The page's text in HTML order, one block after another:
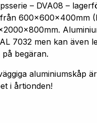
– DVA08 –
600x600x400mm
7032 men kan även
begäran.
aluminiumskåp
i årtionden!